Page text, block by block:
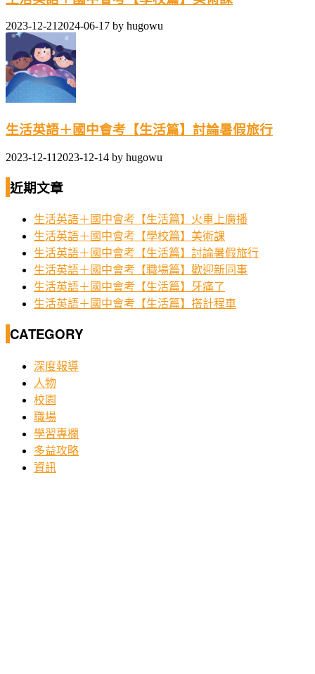
2023-12-212024-06-17 by hugowu
生活英語＋國中會考【生活篇】討論暑假旅行
2023-12-11 2023-12-14 by hugowu
近期文章
生活英語＋國中會考【生活篇】火車上廣播
生活英語＋國中會考【學校篇】美術課
生活英語＋國中會考【生活篇】討論暑假旅行
生活英語＋國中會考【職場篇】歡迎新同事
生活英語＋國中會考【生活篇】牙痛了
生活英語＋國中會考【生活篇】搭計程車
CATEGORY
深度報導
人物
校園
職場
學習專欄
多益攻略
資訊